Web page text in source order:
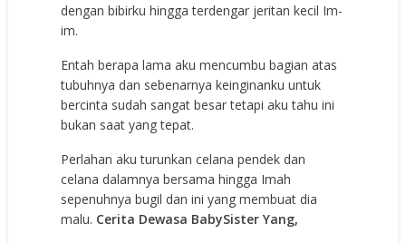
dengan bibirku hingga terdengar jeritan kecil Im-
im.
Entah berapa lama aku mencumbu bagian atas
tubuhnya dan sebenarnya keinginanku untuk
bercinta sudah sangat besar tetapi aku tahu ini
bukan saat yang tepat.
Perlahan aku turunkan celana pendek dan
celana dalamnya bersama hingga Imah
sepenuhnya bugil dan ini yang membuat dia
malu. Cerita Dewasa BabySister Yang,